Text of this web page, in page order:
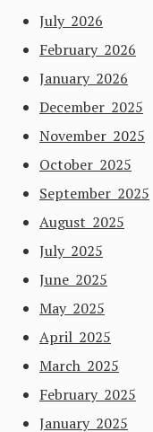
July 2026
February 2026
January 2026
December 2025
November 2025
October 2025
September 2025
August 2025
July 2025
June 2025
May 2025
April 2025
March 2025
February 2025
January 2025